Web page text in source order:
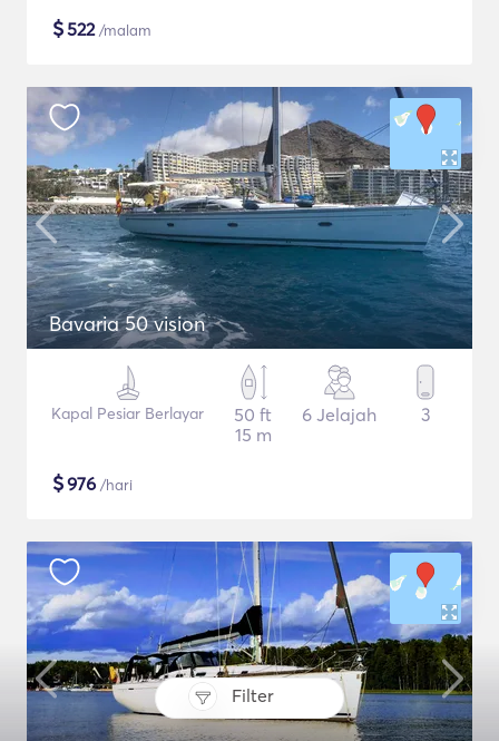
Filter
$522/malam
Bavaria 50 vision
Kapal Pesiar Berlayar
50 ft
15 m
6 Jelajah 3
$976 /hari